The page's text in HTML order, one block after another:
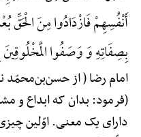
أَنْفُسِهِمْ فَازْدَادُوا مِنَ الْحَقِّ
بِصِفَاتِهِ وَ وَصَفُوا الْمَخْلُوقِینَ
امام رضا ( از حسن‌بن‌محمّد
(فرمود: بدان که ابداع و
دارای یک معنی. اوّلین